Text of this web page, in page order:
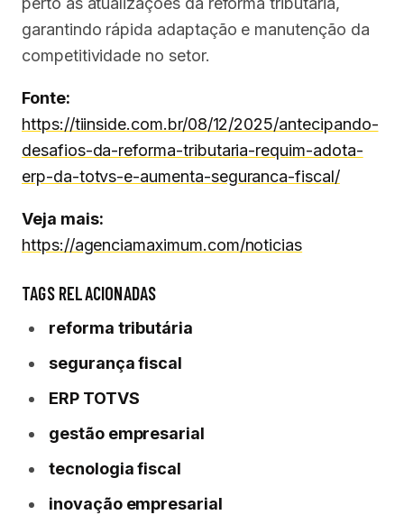
garantindo rápida adaptação e manutenção da
competitividade no setor.
Fonte:
https://tiinside.com.br/08/12/2025/antecipando-
desafios-da-reforma-tributaria-requim-adota-
erp-da-totvs-e-aumenta-seguranca-fiscal/
Veja mais:
https://agenciamaximum.com/noticias
TAGS RELACIONADAS
reforma tributária
segurança fiscal
ERP TOTVS
gestão empresarial
tecnologia fiscal
inovação empresarial